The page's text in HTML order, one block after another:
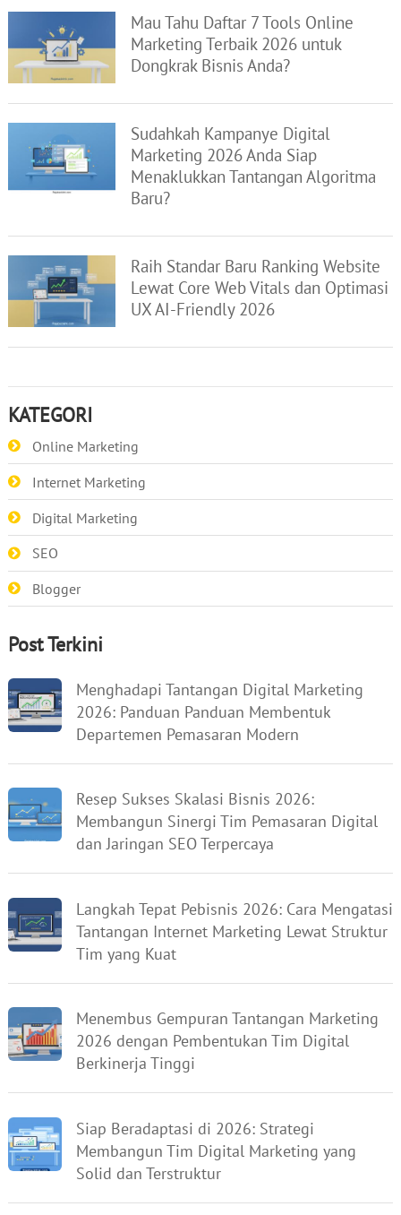
Mau Tahu Daftar 7 Tools Online
Marketing Terbaik 2026 untuk
Dongkrak Bisnis Anda?
Sudahkah Kampanye Digital
Marketing 2026 Anda Siap
Menaklukkan Tantangan Algoritma
Baru?
Raih Standar Baru Ranking Website
Lewat Core Web Vitals dan Optimasi
UX AI-Friendly 2026
KATEGORI
Online Marketing
Internet Marketing
Digital Marketing
SEO
Blogger
Post Terkini
Menghadapi Tantangan Digital Marketing
2026: Panduan Panduan Membentuk
Departemen Pemasaran Modern
Resep Sukses Skalasi Bisnis 2026:
Membangun Sinergi Tim Pemasaran Digital
dan Jaringan SEO Terpercaya
Langkah Tepat Pebisnis 2026: Cara Mengatasi
Tantangan Internet Marketing Lewat Struktur
Tim yang Kuat
Menembus Gempuran Tantangan Marketing
2026 dengan Pembentukan Tim Digital
Berkinerja Tinggi
Siap Beradaptasi di 2026: Strategi
Membangun Tim Digital Marketing yang
Solid dan Terstruktur